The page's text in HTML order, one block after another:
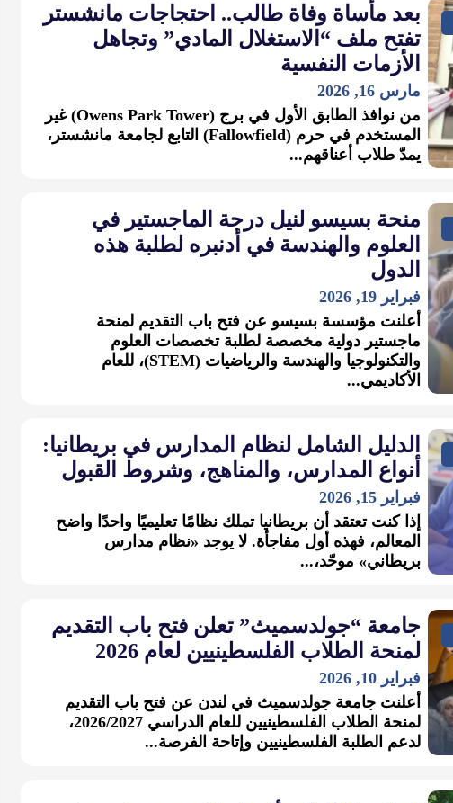
بعد مأساة وفاة طالب.. احتجاجات مانشستر
تفتح ملف “الاستغلال المادي” وتجاهل
الأزمات النفسية
مارس 16, 2026
من نوافذ الطابق الأول في برج (Owens Park Tower) غير
المستخدم في حرم (Fallowfield) التابع لجامعة مانشستر،
يمدّ طلاب أعناقهم...
منحة بسيسو لنيل درجة الماجستير في
العلوم والهندسة في أدنبره لطلبة هذه
الدول
فبراير 19, 2026
أعلنت مؤسسة بسيسو عن فتح باب التقديم لمنحة
ماجستير دولية مخصصة لطلبة تخصصات العلوم
والتكنولوجيا والهندسة والرياضيات (STEM)، للعام
الأكاديمي...
الدليل الشامل لنظام المدارس في بريطانيا:
أنواع المدارس، والمناهج، وشروط القبول
فبراير 15, 2026
إذا كنت تعتقد أن بريطانيا تملك نظامًا تعليميًا واحدًا واضح
المعالم، فهذه أول مفاجأة. لا يوجد «نظام مدارس
بريطاني» موحّد،...
جامعة “جولدسميث” تعلن فتح باب التقديم
لمنحة الطلاب الفلسطينيين لعام 2026
فبراير 10, 2026
أعلنت جامعة جولدسميث في لندن عن فتح باب التقديم
لمنحة الطلاب الفلسطينيين للعام الدراسي 2026/2027،
لدعم الطلبة الفلسطينيين وإتاحة الفرصة...